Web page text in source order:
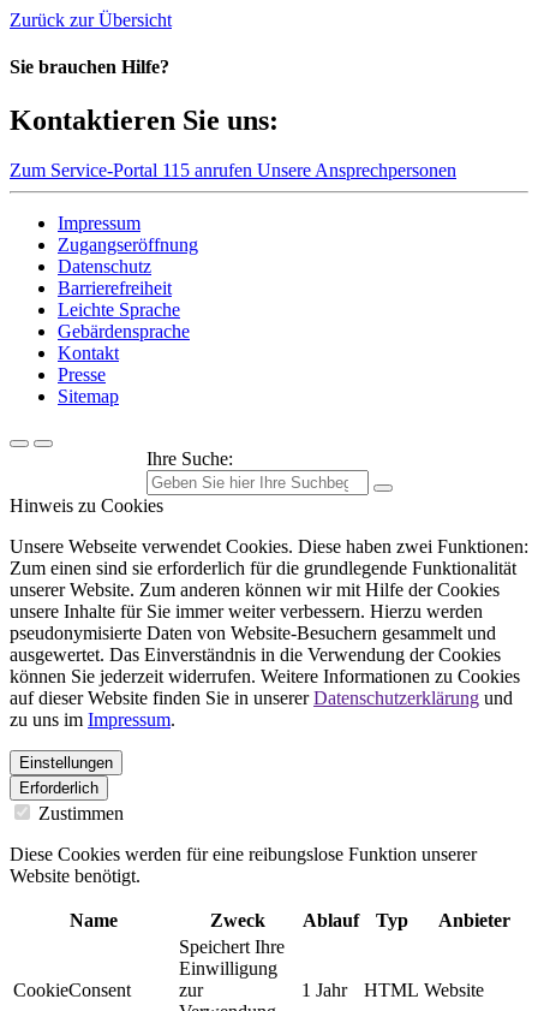
Zurück zur Übersicht
Sie brauchen Hilfe?
Kontaktieren Sie uns:
Zum Service-Portal 115 anrufen Unsere Ansprechpersonen
Impressum
Zugangseröffnung
Datenschutz
Barrierefreiheit
Leichte Sprache
Gebärdensprache
Kontakt
Presse
Sitemap
Ihre Suche:
Hinweis zu Cookies
Unsere Webseite verwendet Cookies. Diese haben zwei Funktionen:
Zum einen sind sie erforderlich für die grundlegende Funktionalität
unserer Website. Zum anderen können wir mit Hilfe der Cookies
unsere Inhalte für Sie immer weiter verbessern. Hierzu werden
pseudonymisierte Daten von Website-Besuchern gesammelt und
ausgewertet. Das Einverständnis in die Verwendung der Cookies
können Sie jederzeit widerrufen. Weitere Informationen zu Cookies
auf dieser Website finden Sie in unsererDatenschutzerklärung und
zu uns im Impressum.
Einstellungen
Erforderlich
Zustimmen
Diese Cookies werden für eine reibungslose Funktion unserer
Website benötigt.
Name Zweck Ablauf Typ Anbieter
CookieConsent
Speichert Ihre
Einwilligung
zur
1 Jahr HTML Website